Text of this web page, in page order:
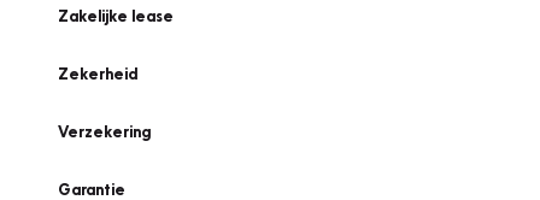
Zakelijke lease
Zekerheid
Verzekering
Garantie